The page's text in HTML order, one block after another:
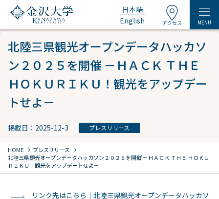
日本語
English
アクセス MENU
北陸三県観光オープンデータハッカソ
ン２０２５を開催 －ＨＡＣＫ ＴＨＥ
ＨＯＫＵＲＩＫＵ！観光をアップデー
トせよ－
掲載日：2025-12-3 プレスリリース
HOME chevron_right プレスリリース chevron_right
北陸三県観光オープンデータハッカソン２０２５を開催 －ＨＡＣＫ ＴＨＥ ＨＯＫＵ
ＲＩＫＵ！観光をアップデートせよ－
リンク先はこちら｜北陸三県観光オープンデータハッカソ